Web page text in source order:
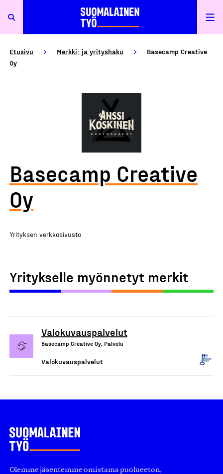
Etusivu Merkki- ja yrityshaku
Basecamp Creative
Oy
Basecamp Creative
Oy
Yrityksen verkkosivusto
Yritykselle myönnetyt merkit
Valokuvauspalvelut
Basecamp Creative Oy, Palvelu
Valokuvauspalvelut
Olemme jäsentemme omistama puolueeton,